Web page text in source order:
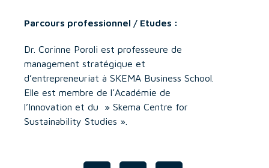
Parcours professionnel / Etudes :
Dr. Corinne Poroli est professeure de
management stratégique et
d’entrepreneuriat à SKEMA Business School.
Elle est membre de l’Académie de
l’Innovation et du » Skema Centre for
Sustainability Studies ».